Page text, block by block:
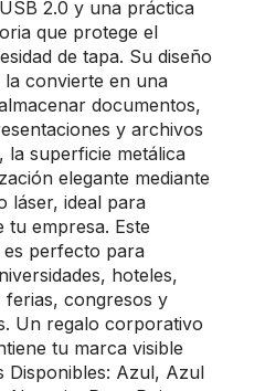
2.0 y una práctica
que protege el
de tapa. Su diseño
convierte en una
documentos,
y archivos
la superficie metálica
elegante mediante
láser, ideal para
tu empresa. Este
perfecto para
hoteles,
ferias, congresos y
Un regalo corporativo
tu marca visible
Disponibles: Azul, Azul